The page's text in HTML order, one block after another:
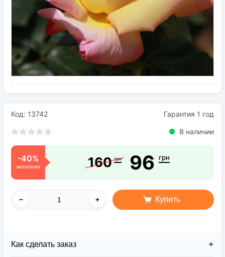
Семена
Удобрения
Код: 13742 Гарантия 1 год
В наличии
-40%
экономия 160 грн 96 грн
Купить
Как сделать заказ